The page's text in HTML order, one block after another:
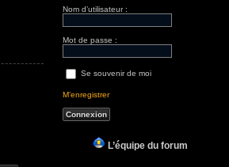
Nom d’utilisateur :
Mot de passe :
Se souvenir de moi
M’enregistrer
L’équipe du forum